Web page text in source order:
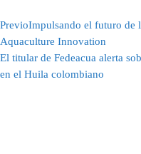
PrevioImpulsando el futuro de
Aquaculture Innovation
El titular de Fedeacua alerta
en el Huila colombiano